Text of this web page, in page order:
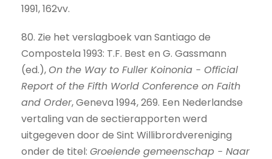
1991, 162vv.
80. Zie het verslagboek van Santiago de
Compostela 1993: T.F. Best en G. Gassmann
(ed.), On the Way to Fuller Koinonia − Official
Report of the Fifth World Conference on Faith
and Order, Geneva 1994, 269. Een Nederlandse
vertaling van de sectierapporten werd
uitgegeven door de Sint Willibrordvereniging
onder de titel: Groeiende gemeenschap − Naar